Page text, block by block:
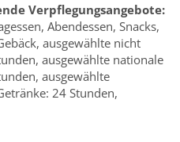
Verpflegungsangebote:
Abendessen, Snacks,
ausgewählte nicht
ausgewählte nationale
ausgewählte
24 Stunden,